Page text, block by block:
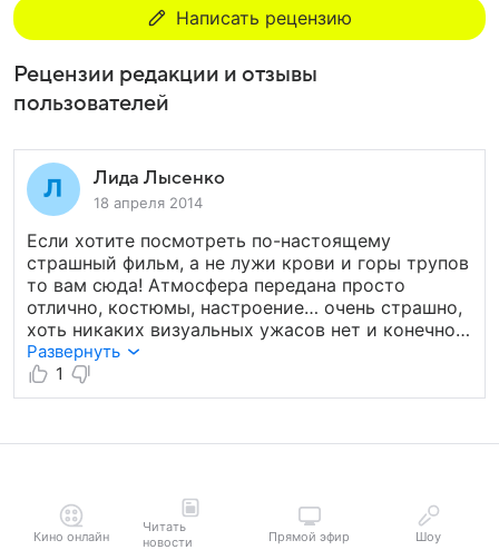
Написать рецензию
Рецензии редакции и отзывы
пользователей
Лида Лысенко
18 апреля 2014
Если хотите посмотреть по-настоящему
страшный фильм, а не лужи крови и горы трупов
то вам сюда! Атмосфера передана просто
отлично, костюмы, настроение… очень страшно,
хоть никаких визуальных ужасов нет и конечно,
никаких спецэффектов. Марина Влади просто
настоящая вампиресса!!! Я в диком восхищении!
Развернуть
1
Кино онлайн
Читать
новости
Прямой эфир Шоу